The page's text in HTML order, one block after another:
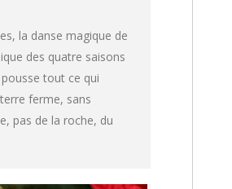
la danse magique de
des quatre saisons
tout ce qui
ferme, sans
pas de la roche, du